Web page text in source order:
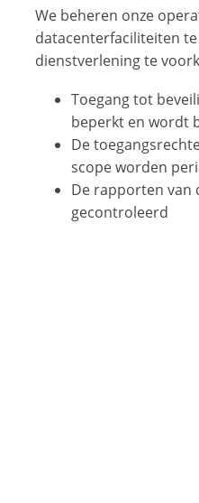
We beheren onze
datacenterfaciliteiten
dienstverlening te
Toegang tot
beperkt en wordt
De
scope worden
De rapporten van
gecontroleerd